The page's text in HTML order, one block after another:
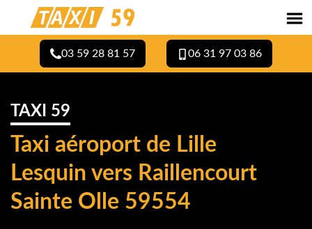
03 59 28 81 57 06 31 97 03 86
TAXI 59
Taxi aéroport de Lille
Lesquin vers Raillencourt
Sainte Olle 59554